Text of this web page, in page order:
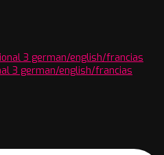
3 german/english/francias